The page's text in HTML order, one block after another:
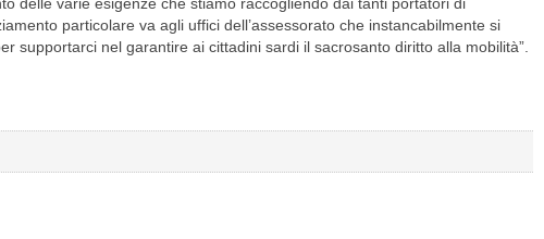
particolare va agli uffici dell’assessorato che instancabilmente si
supportarci nel garantire ai cittadini sardi il sacrosanto diritto alla mobilità”.